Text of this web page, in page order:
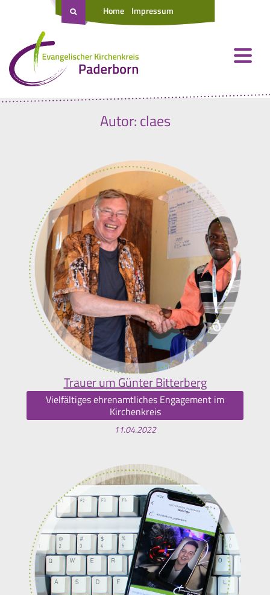
Home Impressum
Autor:claes
Trauer um Günter Bitterberg
Vielfältiges ehrenamtliches Engagement im
Kirchenkreis
11.04.2022